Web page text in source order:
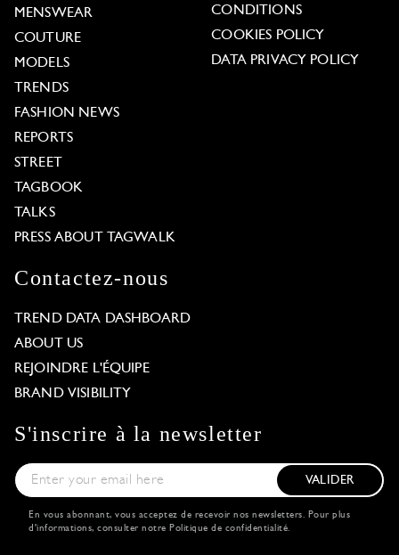
MENSWEAR
COUTURE
MODELS
TRENDS
FASHION NEWS
REPORTS
STREET
TAGBOOK
TALKS
PRESS ABOUT TAGWALK
CONDITIONS
COOKIES POLICY
DATA PRIVACY POLICY
Contactez-nous
TREND DATA DASHBOARD
ABOUT US
REJOINDRE L'ÉQUIPE
BRAND VISIBILITY
S'inscrire à la newsletter
VALIDER
En vous abonnant, vous acceptez de recevoir nos newsletters. Pour plus
d'informations, consulter notre Politique de confidentialité.